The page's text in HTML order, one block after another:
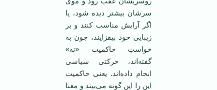
سرشان بیشتر دیده شود، یا
اگر آرایش مناسب کنند و بر
زیبایی خود بیفزایند، چون به
خواستِ حاکمیت «نه»
گفته‌اند، حرکتی سیاسی
انجام داده‌اند. یعنی حاکمیت
این را این گونه می‌بیند و معنا